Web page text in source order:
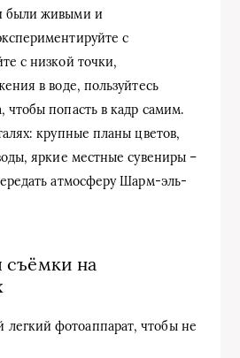
были живыми и
с
с низкой точки,
в воде, пользуйтесь
попасть в кадр самим.
крупные планы цветов,
яркие местные сувениры –
атмосферу Шарм-эль-
съёмки на
легкий фотоаппарат, чтобы не